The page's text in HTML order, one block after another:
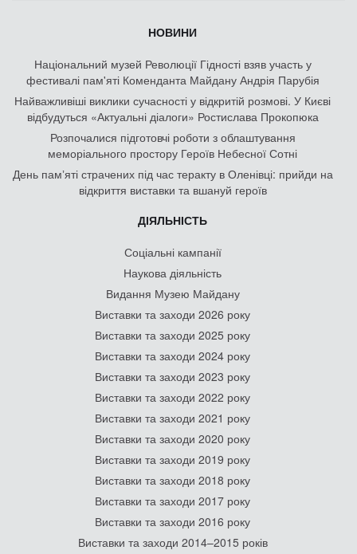
НОВИНИ
Національний музей Революції Гідності взяв участь у
фестивалі пам'яті Коменданта Майдану Андрія Парубія
Найважливіші виклики сучасності у відкритій розмові. У Києві
відбудуться «Актуальні діалоги» Ростислава Прокопюка
Розпочалися підготовчі роботи з облаштування
меморіального простору Героїв Небесної Сотні
День памʼяті страчених під час теракту в Оленівці: прийди на
відкриття виставки та вшануй героїв
ДІЯЛЬНІСТЬ
Соціальні кампанії
Наукова діяльність
Видання Музею Майдану
Виставки та заходи 2026 року
Виставки та заходи 2025 року
Виставки та заходи 2024 року
Виставки та заходи 2023 року
Виставки та заходи 2022 року
Виставки та заходи 2021 року
Виставки та заходи 2020 року
Виставки та заходи 2019 року
Виставки та заходи 2018 року
Виставки та заходи 2017 року
Виставки та заходи 2016 року
Виставки та заходи 2014–2015 років